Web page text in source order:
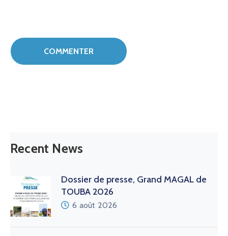
Recent News
Dossier de presse, Grand MAGAL de
TOUBA 2026
6 août 2026